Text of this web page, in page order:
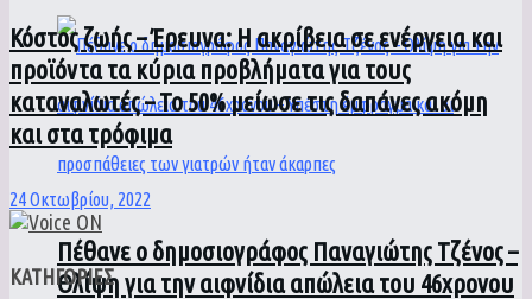
Πέθανε ο δημοσιογράφος Παναγιώτης Τζένος –
Θλίψη για την αιφνίδια απώλεια του 46χρονου
Κόστος ζωής – Έρευνα: Η ακρίβεια σε ενέργεια και
προϊόντα τα κύρια προβλήματα για τους
καταναλωτές – Το 50% μείωσε τις δαπάνες ακόμη
και στα τρόφιμα
24 Οκτωβρίου, 2022
ΚΑΤΗΓΟΡΙΕΣ